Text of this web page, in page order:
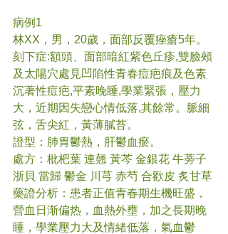
病例1
林XX，男，20歲，面部反覆痤瘡5年。
刻下症:額頭、面部暗紅紫色丘疹,雙臉頰
及太陽穴處見凹陷性青春痘疤痕及色素
沉著性痘疤,平素晚睡,學業緊張，壓力
大，近期因失戀心情低落,其餘常。脈細
弦，舌尖紅，黃薄膩苔。
證型：肺胃鬱熱，肝鬱血瘀。
處方：枇杷葉 連翹 黃芩 金銀花 牛蒡子
浙貝 當歸 鬱金 川芎 赤芍 合歡皮 炙甘草
藥證分析：患者正值青春期生機旺盛，
營血日渐偏热，血熱外壅，加之長期晚
睡，學業壓力大及情緒低落，氣血鬱